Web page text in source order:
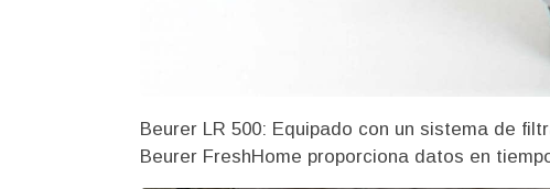
Beurer LR 500: Equipado con un sistema de
Beurer FreshHome proporciona datos en